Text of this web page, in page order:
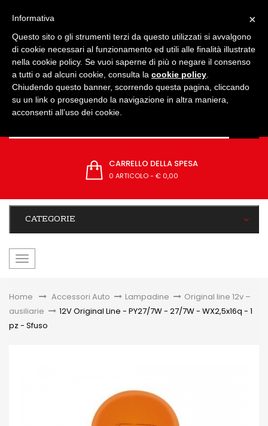
CARRELLO DELLA SPESA
0 ARTICOLO- € 0,00
CATEGORIE
navigazione
Home &gt;Accessori Auto > Lampadine >
Original line 12v –
ausiliarie > 12V Original Line - PY27/7W - 27/7W - WX2,5x16q - 1
pz - Sfuso
×
Informativa
Questo sito o gli strumenti terzi da questo utilizzati si avvalgono
di cookie necessari al funzionamento ed utili alle finalità illustrate
nella cookie policy. Se vuoi saperne di più o negare il consenso
a tutti o ad alcuni cookie, consulta la cookie policy
Chiudendo questo banner, scorrendo questa pagina, cliccando
su un link o proseguendo la navigazione in altra maniera,
acconsenti all’uso dei cookie.